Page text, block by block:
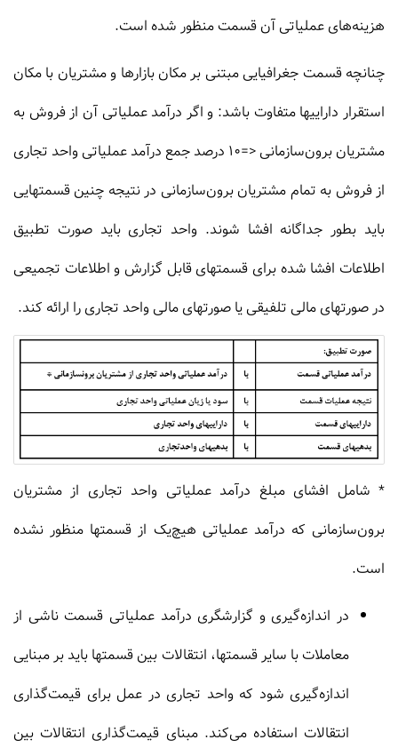
هزینه‏‌هاى عملیاتى آن قسمت منظور شده است.
چنانچه قسمت جغرافیایی مبتنی بر مکان بازارها و مشتریان با مکان
استقرار داراییها متفاوت باشد: و اگر درآمد عملیاتی آن از فروش به
مشتریان برون‌سازمانی <=10 درصد جمع درآمد عملیاتی واحد تجاری
از فروش به تمام مشتریان برون‌سازمانی در نتیجه چنین قسمتهایی
باید بطور جداگانه افشا شوند. واحد تجاری باید صورت تطبیق
اطلاعات افشا شده برای قسمتهای قابل گزارش و اطلاعات تجمیعی
در صورتهای مالی تلفیقی یا صورتهای مالی واحد تجاری را ارائه کند.
* شامل افشای مبلغ درآمد عملیاتی واحد تجاری از مشتریان
برون‌سازمانی که درآمد عملیاتی هیچ‌یک از قسمتها منظور نشده
است.
در اندازه‌گیری و گزارشگری درآمد عملیاتی قسمت ناشی از
معاملات با سایر قسمتها، انتقالات بین قسمتها باید بر مبنایی
اندازه‌گیری شود که واحد تجاری در عمل برای قیمت‌گذاری
انتقالات استفاده می‌کند. مبنای قیمت‌گذاری انتقالات بین